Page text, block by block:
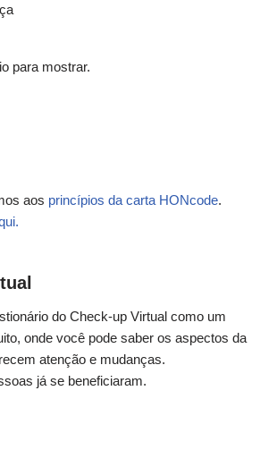
para mostrar.
aos princípios da carta HONcode.
do Check-up Virtual como um
onde você pode saber os aspectos da
atenção e mudanças.
já se beneficiaram.